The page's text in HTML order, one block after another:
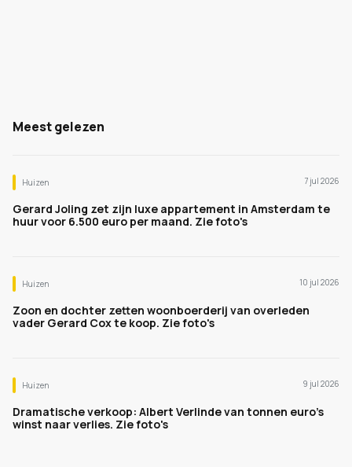
Meest gelezen
Huizen 7 jul 2026
Gerard Joling zet zijn luxe appartement in Amsterdam te
huur voor 6.500 euro per maand. Zie foto's
Huizen 10 jul 2026
Zoon en dochter zetten woonboerderij van overleden
vader Gerard Cox te koop. Zie foto's
Huizen 9 jul 2026
Dramatische verkoop: Albert Verlinde van tonnen euro's
winst naar verlies. Zie foto's